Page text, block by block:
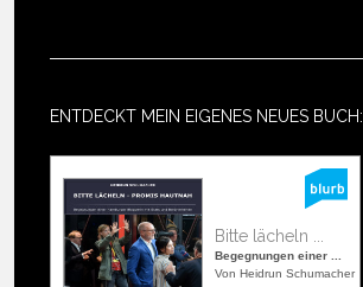
ENTDECKT MEIN EIGENES NEUES BUCH:
Bitte lächeln ...
Begegnungen einer ...
Von Heidrun Schumacher